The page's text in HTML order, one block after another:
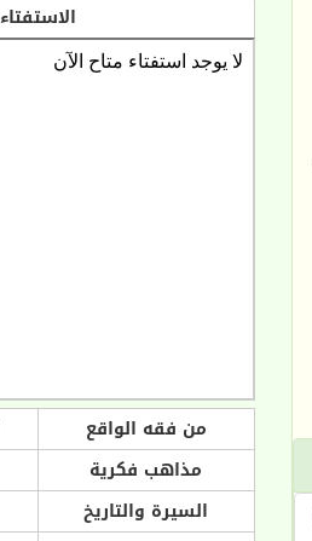
الاستفتاء
من فقه الواقع
مذاهب فكرية
السيرة والتاريخ